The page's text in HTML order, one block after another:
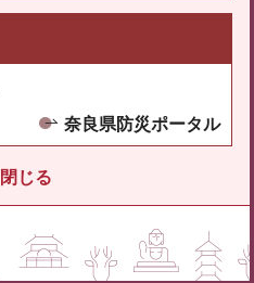
奈良県防災ポータル
閉じる